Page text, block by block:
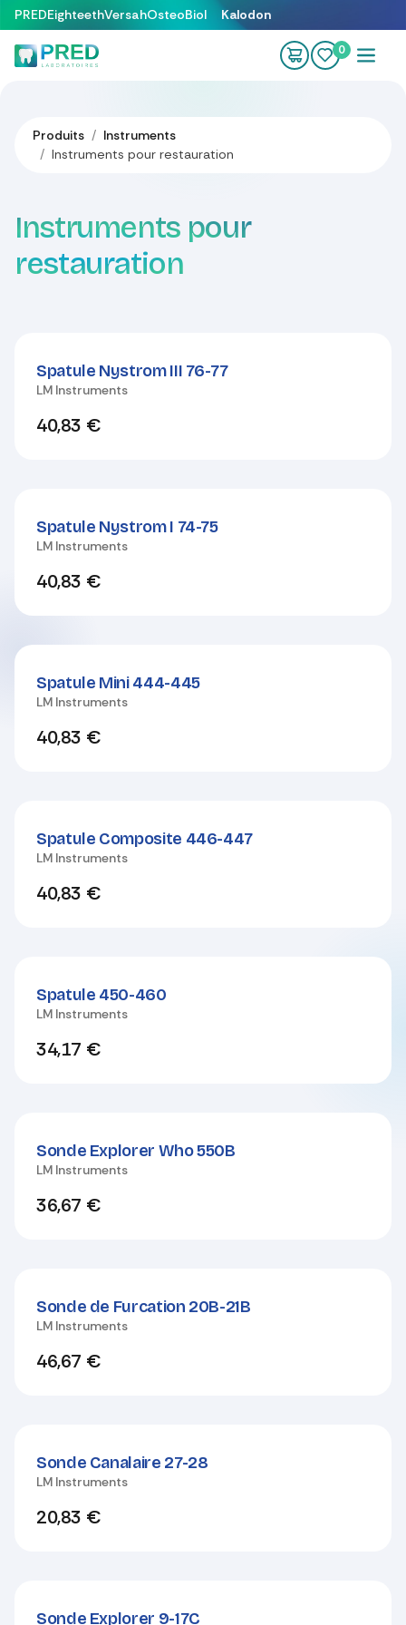
Se rendre au contenu
PREDEighteethVersahOsteoBiol Kalodon
0
Produits
Instruments
Instruments pour restauration
Instruments pour
restauration
Spatule Nystrom III 76-77
LM Instruments
40,83 €
Spatule Nystrom I 74-75
LM Instruments
40,83 €
Spatule Mini 444-445
LM Instruments
40,83 €
Spatule Composite 446-447
LM Instruments
40,83 €
Spatule 450-460
LM Instruments
34,17 €
Sonde Explorer Who 550B
LM Instruments
36,67 €
Sonde de Furcation 20B-21B
LM Instruments
46,67 €
Sonde Canalaire 27-28
LM Instruments
20,83 €
Sonde Explorer 9-17C